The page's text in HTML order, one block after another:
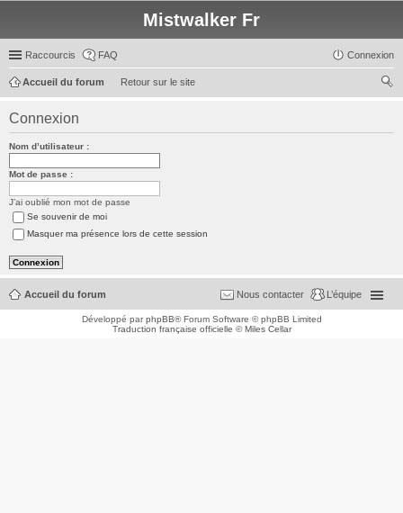
Mistwalker Fr
Raccourcis FAQ Connexion
Retour sur le site
Accueil du forum
Connexion
Nom d’utilisateur :
Mot de passe :
J’ai oublié mon mot de passe
Se souvenir de moi
Masquer ma présence lors de cette session
Accueil du forum L’équipe
Nous contacter
Développé parphpBB® Forum Software © phpBB Limited
Traduction française officielle ©Miles Cellar